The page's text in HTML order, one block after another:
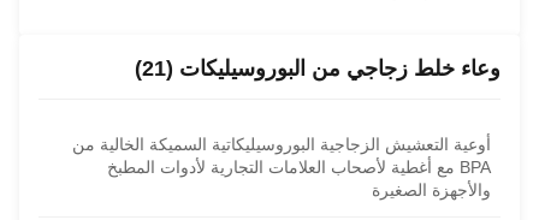
وعاء خلط زجاجي من البوروسيليكات (21)
أوعية التعشيش الزجاجية البوروسيليكاتية السميكة الخالية من
BPA مع أغطية لأصحاب العلامات التجارية لأدوات المطبخ
والأجهزة الصغيرة